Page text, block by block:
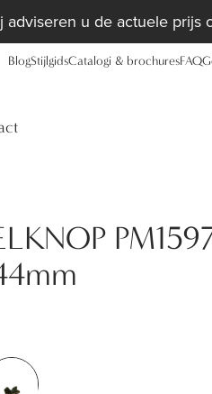
adviseren u de actuele prijs
BlogStijlgidsCatalogi & brochuresFAQ